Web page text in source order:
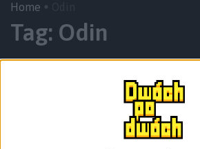
Home
Tag: Odin